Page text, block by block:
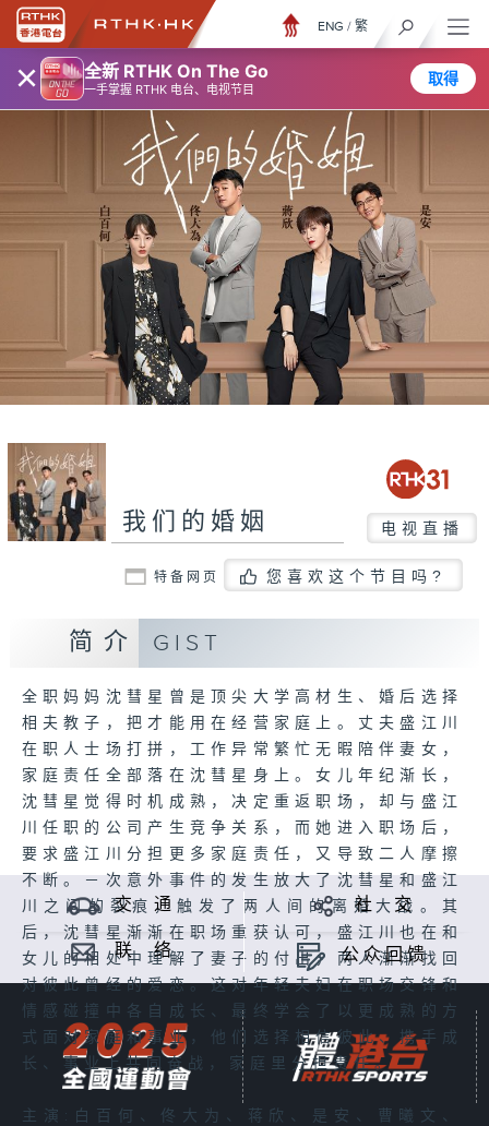
× 全新 RTHK On The Go
一手掌握 RTHK 电台、电视节目
取得
ENG / 繁
我们的婚姻 电视直播
特备网页 您喜欢这个节目吗?
简介 GIST
全职妈妈沈彗星曾是顶尖大学高材生、婚后选择
相夫教子，把才能用在经营家庭上。丈夫盛江川
在职人士场打拼，工作异常繁忙无暇陪伴妻女，
家庭责任全部落在沈彗星身上。女儿年纪渐长，
沈彗星觉得时机成熟，决定重返职场，却与盛江
川任职的公司产生竞争关系，而她进入职场后，
要求盛江川分担更多家庭责任，又导致二人摩擦
不断。－次意外事件的发生放大了沈彗星和盛江
川之间的裂痕，触发了两人间的离婚大战。其
后，沈彗星渐渐在职场重获认可，盛江川也在和
女儿的相处中理解了妻子的付出，两人渐渐找回
对彼此曾经的爱恋。这对年轻夫妇在职场交锋和
情感碰撞中各自成长、最终学会了以更成熟的方
式面对家庭和事业，他们选择相信彼此、携手成
长、事业上共同奋战，家庭里分担责任。
主演:白百何、佟大为、蒋欣、是安、曹曦文、
交 通 社 交
联 络 公众回馈